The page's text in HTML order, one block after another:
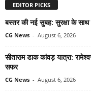
EDITOR PICKS
बस्तर की नई सुबह: सुरक्षा के
CG News - August 6, 2026
सीताराम डाक कांवड़ यात्रा:
सफर
CG News - August 6, 2026